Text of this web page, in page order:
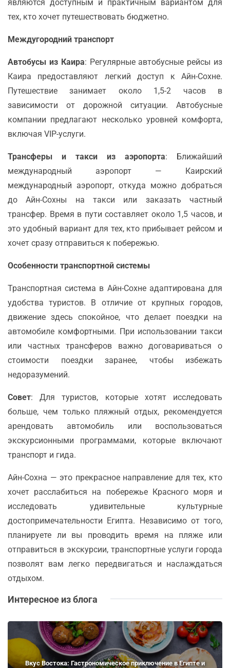
являются доступным и практичным вариантом для
тех, кто хочет путешествовать бюджетно.
Междугородний транспорт
Автобусы из Каира: Регулярные автобусные рейсы из
Каира предоставляют легкий доступ к Айн-Сохне.
Путешествие занимает около 1,5-2 часов в
зависимости от дорожной ситуации. Автобусные
компании предлагают несколько уровней комфорта,
включая VIP-услуги.
Трансферы и такси из аэропорта: Ближайший
международный аэропорт — Каирский
международный аэропорт, откуда можно добраться
до Айн-Сохны на такси или заказать частный
трансфер. Время в пути составляет около 1,5 часов, и
это удобный вариант для тех, кто прибывает рейсом и
хочет сразу отправиться к побережью.
Особенности транспортной системы
Транспортная система в Айн-Сохне адаптирована для
удобства туристов. В отличие от крупных городов,
движение здесь спокойное, что делает поездки на
автомобиле комфортными. При использовании такси
или частных трансферов важно договариваться о
стоимости поездки заранее, чтобы избежать
недоразумений.
Совет: Для туристов, которые хотят исследовать
больше, чем только пляжный отдых, рекомендуется
арендовать автомобиль или воспользоваться
экскурсионными программами, которые включают
транспорт и гида.
Айн-Сохна — это прекрасное направление для тех, кто
хочет расслабиться на побережье Красного моря и
исследовать удивительные культурные
достопримечательности Египта. Независимо от того,
планируете ли вы проводить время на пляже или
отправиться в экскурсии, транспортные услуги города
позволят вам легко передвигаться и наслаждаться
отдыхом.
Интересное из блога
Вкус Востока: Гастрономическое приключение в Египте и